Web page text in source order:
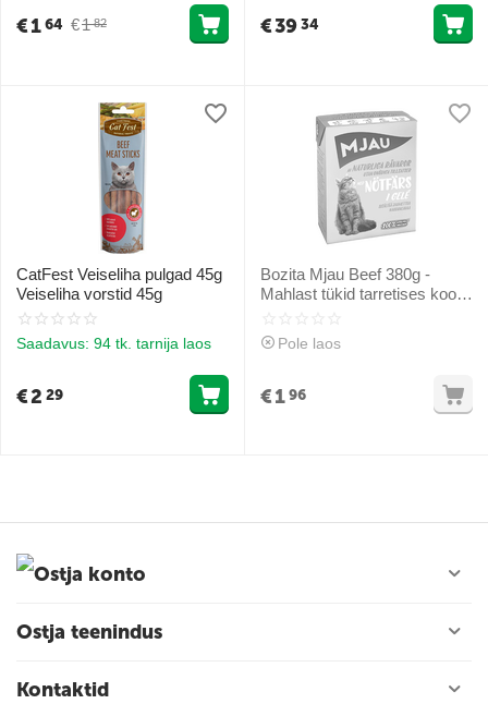
€1 82
€164 €3934
CatFest Veiseliha pulgad 45g
Veiseliha vorstid 45g
Saadavus: 94 tk. tarnija laos
€2 29
Bozita Mjau Beef 380g -
Mahlast tükid tarretises koos
Pole laos
€196
Ostja konto
Ostja teenindus
Kontaktid